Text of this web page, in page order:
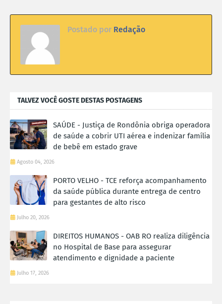
Postado por Redação
TALVEZ VOCÊ GOSTE DESTAS POSTAGENS
SAÚDE - Justiça de Rondônia obriga operadora
de saúde a cobrir UTI aérea e indenizar família
de bebê em estado grave
Agosto 04, 2026
PORTO VELHO - TCE reforça acompanhamento
da saúde pública durante entrega de centro
para gestantes de alto risco
Julho 20, 2026
DIREITOS HUMANOS - OAB RO realiza diligência
no Hospital de Base para assegurar
atendimento e dignidade a paciente
Julho 17, 2026